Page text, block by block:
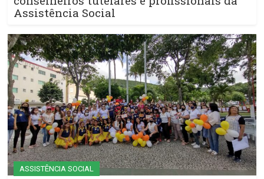
Assistência Social
ASSISTÊNCIA SOCIAL